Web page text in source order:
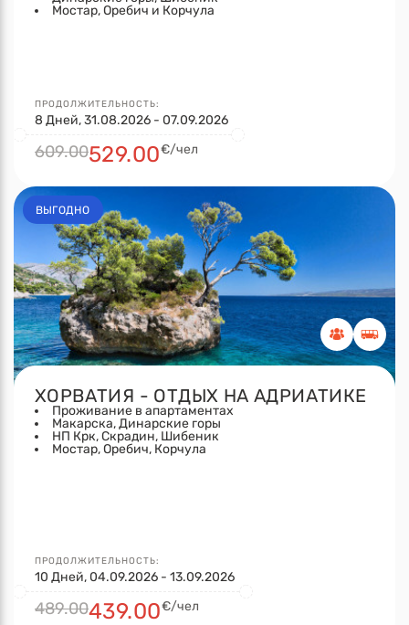
Мостар, Оребич и Корчула
ПРОДОЛЖИТЕЛЬНОСТЬ:
8 Дней, 31.08.2026 - 07.09.2026
609.00529.00€/чел
ВЫГОДНО
ХОРВАТИЯ - ОТДЫХ НА АДРИАТИКЕ
Проживание в апартаментах
Макарска, Динарские горы
НП Крк, Скрадин, Шибеник
Мостар, Оребич, Корчула
ПРОДОЛЖИТЕЛЬНОСТЬ:
10 Дней, 04.09.2026 - 13.09.2026
489.00439.00€/чел